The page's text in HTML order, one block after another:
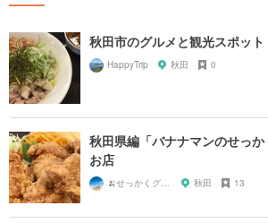
秋田市のグルメと観光スポット
HappyTrip 秋田 0
秋田県編「バナナマンのせっ
お店
秋田 13